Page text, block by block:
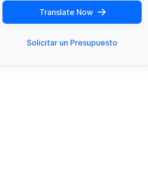
Translate Now
Solicitar un Presupuesto